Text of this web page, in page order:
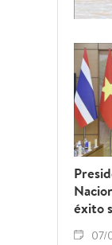
éxito
07/